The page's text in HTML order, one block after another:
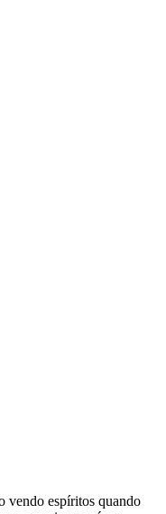
vendo espíritos quando